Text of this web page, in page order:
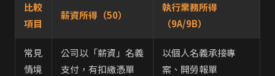
比較
項目
薪資所得（50）
執行業務所得
（9A/9B）
常見
情境
公司以「薪資」名義
支付，有扣繳憑單
以個人名義承接專
案、開勞報單